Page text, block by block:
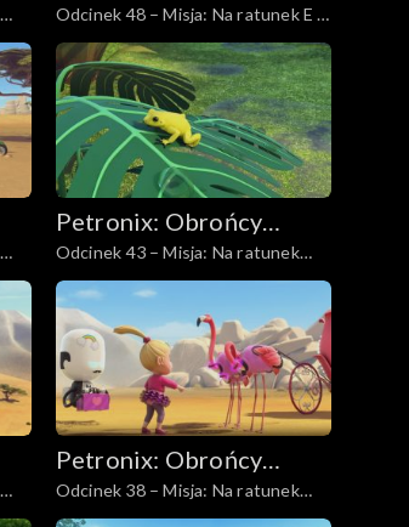
zwierząt
Odcinek 48 – Misja: Na ratunek E -
Pudze
Petronix: Obrońcy
zwierząt
Odcinek 43 – Misja: Na ratunek
złotej żabie
Petronix: Obrońcy
zwierząt
Odcinek 38 – Misja: Na ratunek
różowemu flamingowi